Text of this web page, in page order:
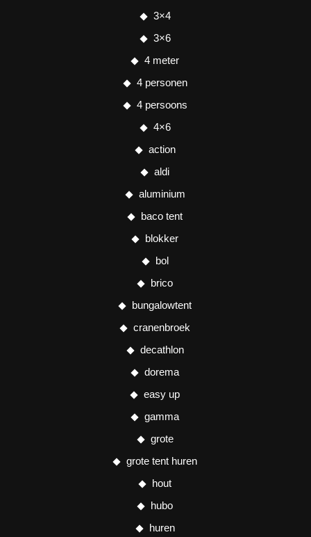
3×4
3×6
4 meter
4 personen
4 persoons
4×6
action
aldi
aluminium
baco tent
blokker
bol
brico
bungalowtent
cranenbroek
decathlon
dorema
easy up
gamma
grote
grote tent huren
hout
hubo
huren